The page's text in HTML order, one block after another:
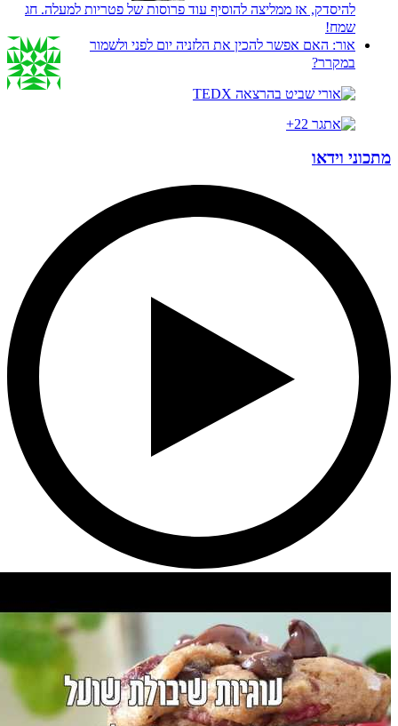
להיסדק, אז ממליצה להוסיף עוד פרוסות של פטריות למעלה. חג
שמח!
אור: האם אפשר להכין את הלזניה יום לפני ולשמור
במקרר?
מתכוני וידאו